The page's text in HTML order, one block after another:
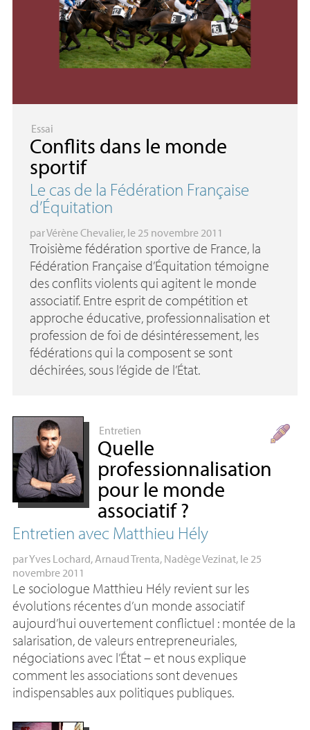
Essai
Conflits dans le monde
sportif
Le cas de la Fédération Française
d’Équitation
parVérène Chevalier, le 25 novembre 2011
Troisième fédération sportive de France, la
Fédération Française d’Équitation témoigne
des conflits violents qui agitent le monde
associatif. Entre esprit de compétition et
approche éducative, professionnalisation et
profession de foi de désintéressement, les
fédérations qui la composent se sont
déchirées, sous l’égide de l’État.
Entretien
Quelle
professionnalisation
pour le monde
associatif?
Entretien avec Matthieu Hély
parYves Lochard, Arnaud Trenta, Nadège Vezinat, le 25
novembre 2011
Le sociologue Matthieu Hély revient sur les
évolutions récentes d’un monde associatif
aujourd’hui ouvertement conflictuel : montée de la
salarisation, de valeurs entrepreneuriales,
négociations avec l’État – et nous explique
comment les associations sont devenues
indispensables aux politiques publiques.